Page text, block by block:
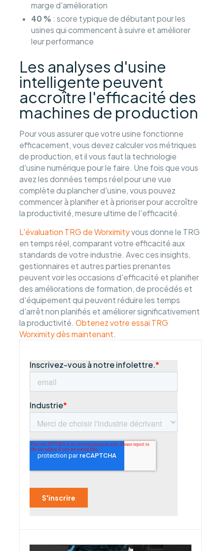
marge d'amélioration
40 % : score typique de débutant pour les
usines qui commencent à suivre et améliorer
leur performance
Les analyses d'usine
intelligente peuvent
accroître l'efficacité des
machines de production
Pour vous assurer que votre usine fonctionne
efficacement, vous devez calculer vos métriques
de production, et il vous faut la technologie
d'usine numérique pour le faire. Une fois que vous
avez les données temps réel pour une vue
complète du plancher d'usine, vous pouvez
commencer à planifier et à prioriser pour accroître
la productivité, mesure ultime de l'efficacité.
L'évaluation TRG de Worximityvous donne le TRG
en temps réel, comparant votre efficacité aux
standards de votre industrie. Avec ces insights,
gestionnaires et autres parties prenantes
peuvent voir les occasions d'efficacité et planifier
des améliorations de formation, de procédés et
d'équipement qui peuvent réduire les temps
d'arrêt non planifiés et améliorer significativement
la productivité.Obtenez votre essai TRG
Worximity dès maintenant.